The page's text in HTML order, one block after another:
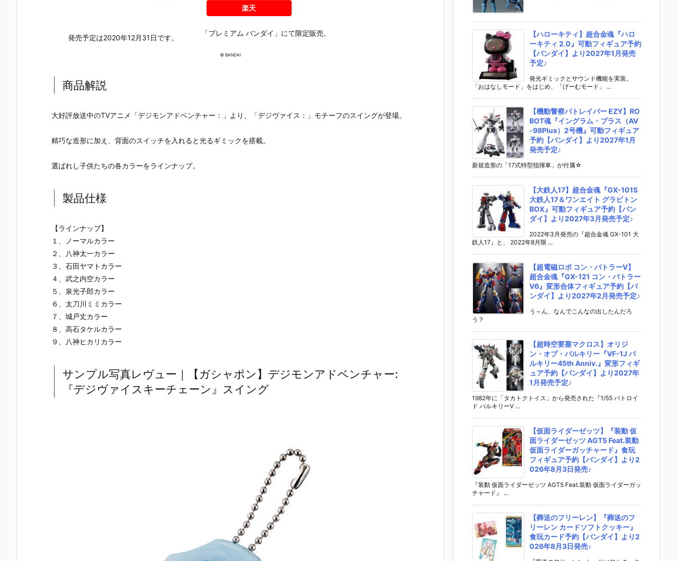
発売予定は2020年12月31日です。
楽天
「プレミアム バンダイ」にて限定販売。
© BANDAI
商品解説
大好評放送中のTVアニメ「デジモンアドベンチャー：」より、「デジヴァイス：」モチーフのスイングが登場。
精巧な造形に加え、背面のスイッチを入れると光るギミックを搭載。
選ばれし子供たちの各カラーをラインナップ。
製品仕様
【ラインナップ】
１、ノーマルカラー
２、八神太一カラー
３、石田ヤマトカラー
４、武之内空カラー
５、泉光子郎カラー
６、太刀川ミミカラー
７、城戸丈カラー
８、高石タケルカラー
９、八神ヒカリカラー
サンプル写真レヴュー｜【ガシャポン】デジモンアドベンチャー:
『デジヴァイスキーチェーン』スイング
【ハローキティ】超合金魂『ハロ
ーキティ 2.0』可動フィギュア予約
【バンダイ】より2027年1月発売
予定♪
発光ギミックとサウンド機能を実装。
「おはなしモード」をはじめ、「げーむモード」 ...
【機動警察パトレイバー EZY】RO
BOT魂『イングラム・プラス（AV
-98Plus）2号機』可動フィギュア
予約【バンダイ】より2027年1月
発売予定♪
新規造形の「17式特型指揮車」が付属☆
【大鉄人17】超合金魂『GX-101S
大鉄人17＆ワンエイト グラビトン
BOX』可動フィギュア予約【バン
ダイ】より2027年3月発売予定♪
2022年3月発売の『超合金魂 GX-101 大
鉄人17』と、 2022年8月限 ...
【超電磁ロボ コン・バトラーV】
超合金魂『GX-121 コン・バトラー
V6』変形合体フィギュア予約【バ
ンダイ】より2027年2月発売予定♪
う～ん、なんでこんなの出したんだろ
う？
【超時空要塞マクロス】オリジ
ン・オブ・バルキリー『VF-1J バ
ルキリー45th Anniv.』変形フィギ
ュア予約【バンダイ】より2027年
1月発売予定♪
1982年に「タカトクトイス」から発売された『1/55 バトロイ
ド バルキリーV ...
【仮面ライダーゼッツ】『装動 仮
面ライダーゼッツ AGT5 Feat.装動
仮面ライダーガッチャード』食玩
フィギュア予約【バンダイ】より2
026年8月3日発売♪
『装動 仮面ライダーゼッツ AGT5 Feat.装動 仮面ライダーガッ
チャード』 ...
【葬送のフリーレン】『葬送のフ
リーレン カードソフトクッキー』
食玩カード予約【バンダイ】より2
026年8月3日発売♪